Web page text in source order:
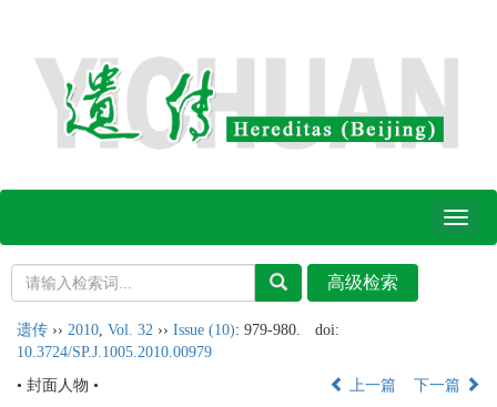
Toggle
遗传 ›› 2010 Vol. 32 ›› Issue (10): 979-980.
doi:
10.3724/SP.J.1005.2010.00979
• 封面人物 •
上一篇 下一篇